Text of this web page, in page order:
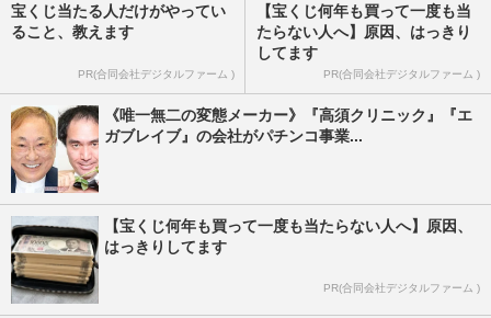
宝くじ当たる人だけがやってい
ること、教えます
PR(合同会社デジタルファーム )
【宝くじ何年も買って一度も当
たらない人へ】原因、はっきり
してます
PR(合同会社デジタルファーム )
《唯一無二の変態メーカー》『高須クリニック』『エ
ガブレイブ』の会社がパチンコ事業...
【宝くじ何年も買って一度も当たらない人へ】原因、
はっきりしてます
PR(合同会社デジタルファーム )